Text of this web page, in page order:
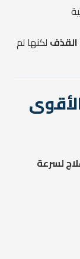
القذف لكنها لم
لسرعة